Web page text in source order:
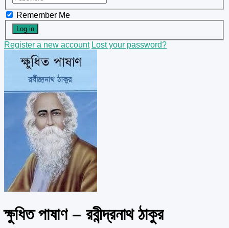
Remember Me
Register a new account Lost your password?
ক্ষুধিত পাষাণ – রবীন্দ্রনাথ ঠাকুর